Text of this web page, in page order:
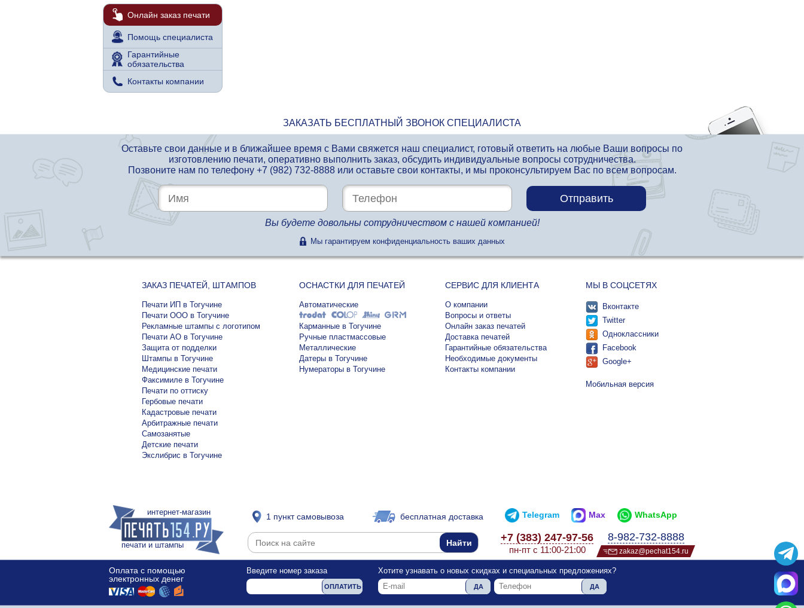
Онлайн заказ печати
Помощь специалиста
Гарантийные
обязательства
Контакты компании
ЗАКАЗАТЬ БЕСПЛАТНЫЙ ЗВОНОК СПЕЦИАЛИСТА
Оставьте свои данные и в ближайшее время с Вами свяжется наш специалист, готовый ответить на любые Ваши вопросы по
изготовлению печати, оперативно выполнить заказ, обсудить индивидуальные вопросы сотрудничества.
Позвоните нам по телефону +7 (982) 732-8888или оставьте свои контакты, и мы проконсультируем Вас по всем вопросам.
Вы будете довольны сотрудничеством с нашей компанией!
Мы гарантируем конфиденциальность ваших данных
ЗАКАЗ ПЕЧАТЕЙ, ШТАМПОВ
Печати ИП в Тогучине
Печати ООО в Тогучине
Рекламные штампы с логотипом
Печати АО в Тогучине
Защита от подделки
Штампы в Тогучине
Медицинские печати
Факсимиле в Тогучине
Печати по оттиску
Гербовые печати
Кадастровые печати
Арбитражные печати
Самозанятые
Детские печати
Экслибрис в Тогучине
ОСНАСТКИ ДЛЯ ПЕЧАТЕЙ
Автоматические
Карманные в Тогучине
Ручные пластмассовые
Металлические
Датеры в Тогучине
Нумераторы в Тогучине
СЕРВИС ДЛЯ КЛИЕНТА
О компании
Вопросы и ответы
Онлайн заказ печатей
Доставка печатей
Гарантийные обязательства
Необходимые документы
Контакты компании
МЫ В СОЦСЕТЯХ
Вконтакте
Twitter
Одноклассники
Facebook
Google+
Мобильная версия
интернет-магазин
печати и штампы
1 пункт самовывоза бесплатная доставка Telegram Max WhatsApp
+7 (383) 247-97-56
пн-пт с 11:00-21:00
8-982-732-8888
zakaz@pechat154.ru
Оплата с помощью
электронных денег
Введите номер заказа Хотите узнавать о новых скидках и специальных предложениях?